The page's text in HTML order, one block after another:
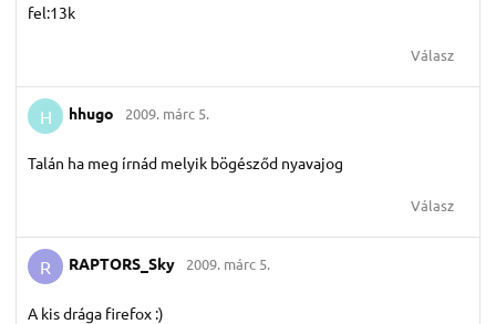
fel:13k
Válasz
H hhugo 2009. márc 5.
Talán ha meg írnád melyik bögésződ nyavajog
Válasz
R RAPTORS_Sky 2009. márc 5.
A kis drága firefox :)